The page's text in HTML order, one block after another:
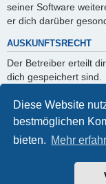
Diese Website
bestmöglichen
bieten. Mehr
seiner Software
er dich darüber
AUSKUNFTSRECHT
Der Betreiber erteilt
dich gespeichert sind.
Du kannst jederzeit
verlangen.
Powered by